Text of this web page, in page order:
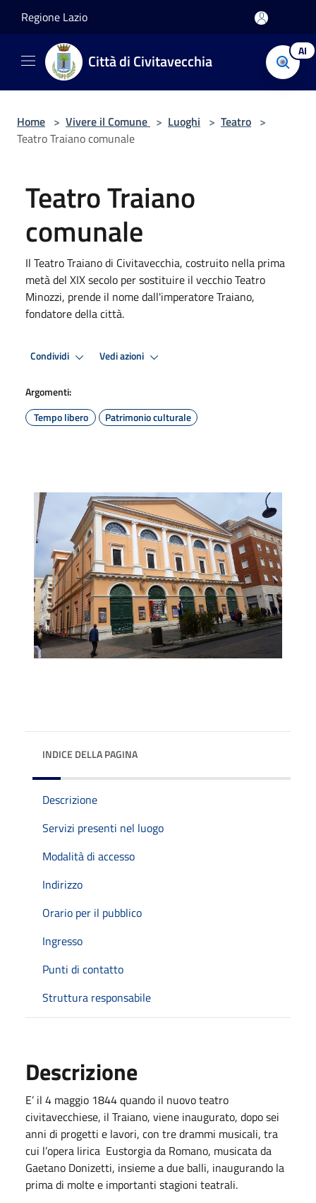
Regione Lazio
Città di Civitavecchia AI
Home > Vivere il Comune > Luoghi > Teatro >
Teatro Traiano comunale
Teatro Traiano
comunale
Il Teatro Traiano di Civitavecchia, costruito nella prima
metà del XIX secolo per sostituire il vecchio Teatro
Minozzi, prende il nome dall'imperatore Traiano,
fondatore della città.
Condividi Vedi azioni
Argomenti:
Tempo libero
Patrimonio culturale
INDICE DELLA PAGINA
Descrizione
Servizi presenti nel luogo
Modalità di accesso
Indirizzo
Orario per il pubblico
Ingresso
Punti di contatto
Struttura responsabile
Descrizione
E’ il 4 maggio 1844 quando il nuovo teatro
civitavecchiese, il Traiano, viene inaugurato, dopo sei
anni di progetti e lavori, con tre drammi musicali, tra
cui l’opera lirica Eustorgia da Romano, musicata da
Gaetano Donizetti, insieme a due balli, inaugurando la
prima di molte e importanti stagioni teatrali.